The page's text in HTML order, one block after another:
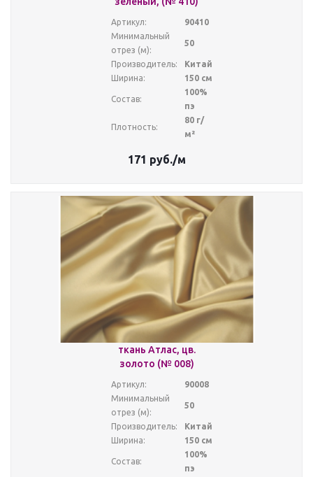
Артикул:
90410
Минимальный
отрез (м):
50
Производитель:
Китай
Ширина:
150 см
Состав:
100%
пэ
Плотность:
80 г/
м²
171 руб./м
ткань Атлас, цв.
золото (№ 008)
Артикул:
90008
Минимальный
отрез (м):
50
Производитель:
Китай
Ширина:
150 см
Состав:
100%
пэ